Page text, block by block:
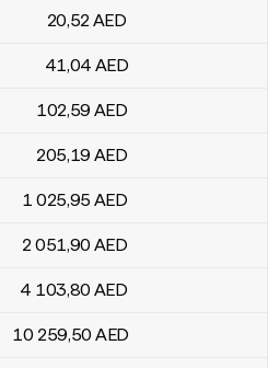
20,52AED
41,04 AED
102,59 AED
205,19 AED
1 025,95 AED
2 051,90 AED
4 103,80 AED
10 259,50 AED